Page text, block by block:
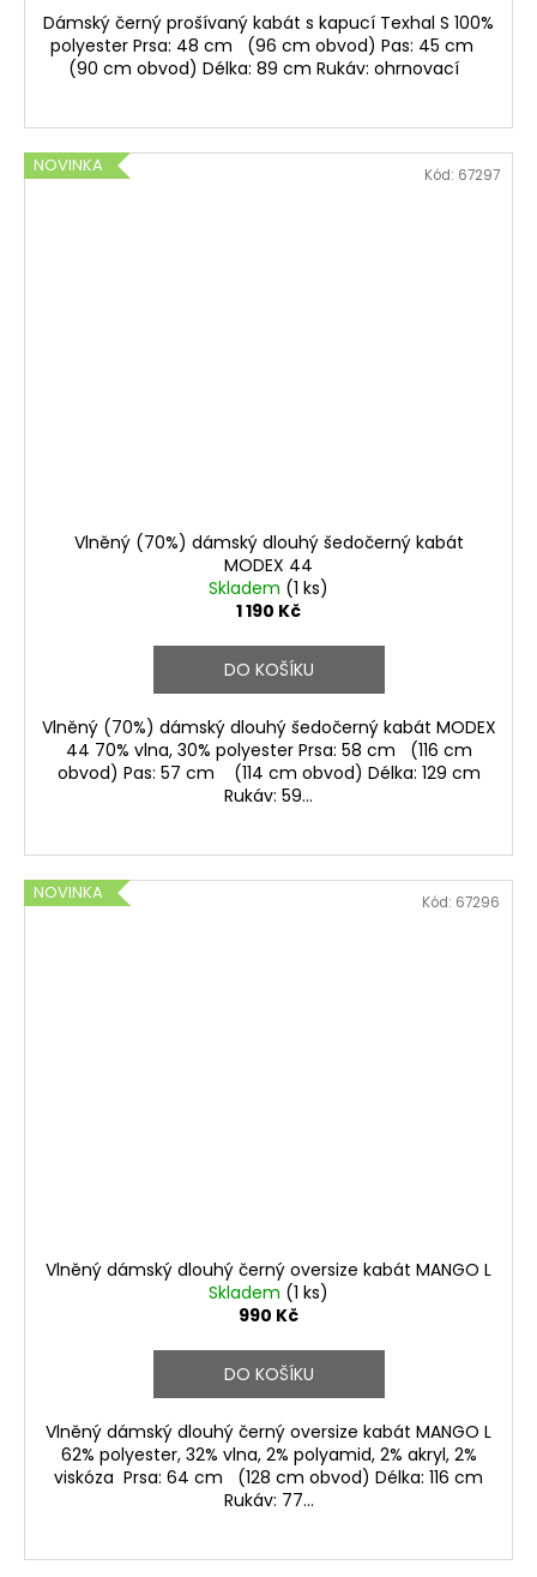
Dámský černý prošívaný kabát s kapucí Texhal S 100%
polyester Prsa: 48 cm (96 cm obvod) Pas: 45 cm
(90 cm obvod) Délka: 89 cm Rukáv: ohrnovací
NOVINKA
Vlněný (70%) dámský dlouhý šedočerný kabát
MODEX 44
Skladem (1 ks)
1 190 Kč
DO KOŠÍKU
Vlněný (70%) dámský dlouhý šedočerný kabát MODEX
44 70% vlna, 30% polyester Prsa: 58 cm (116 cm
obvod) Pas: 57 cm (114 cm obvod) Délka: 129 cm
Rukáv: 59...
Kód: 67297
NOVINKA
Vlněný dámský dlouhý černý oversize kabát MANGO L
Skladem (1 ks)
990 Kč
DO KOŠÍKU
Vlněný dámský dlouhý černý oversize kabát MANGO L
62% polyester, 32% vlna, 2% polyamid, 2% akryl, 2%
viskóza Prsa: 64 cm (128 cm obvod) Délka: 116 cm
Rukáv: 77...
Kód: 67296